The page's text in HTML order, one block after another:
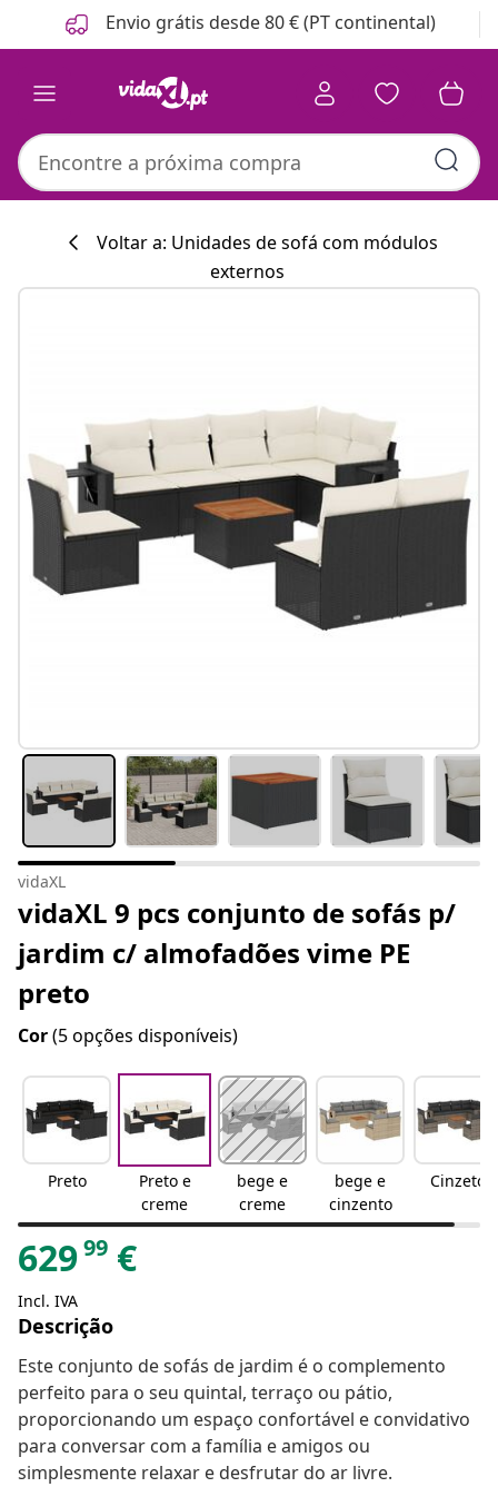
Anterior
Seguinte Envio grátis desde 80 € (PT continental)
Voltar a: Unidades de sofá com módulos
externos
vidaXL
vidaXL 9 pcs conjunto de sofás p/
jardim c/ almofadões vime PE
preto
Cor(5 opções disponíveis)
Preto
Preto e
creme
bege e
creme
bege e
cinzento
Cinzeto
62999 €
Incl. IVA
Descrição
Este conjunto de sofás de jardim é o complemento
perfeito para o seu quintal, terraço ou pátio,
proporcionando um espaço confortável e convidativo
para conversar com a família e amigos ou
simplesmente relaxar e desfrutar do ar livre.